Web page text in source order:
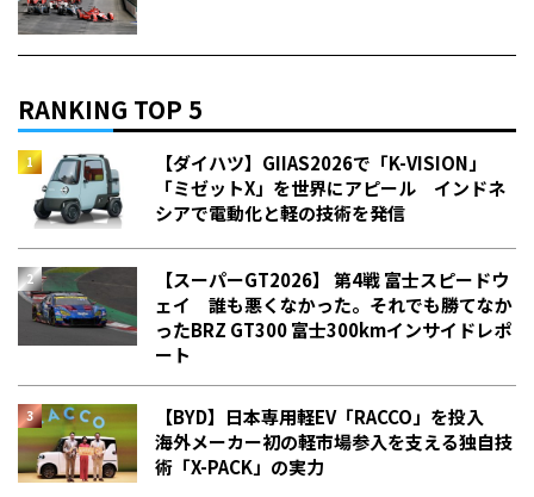
RANKING TOP 5
【ダイハツ】GIIAS2026で「K-VISION」
「ミゼットX」を世界にアピール インドネ
シアで電動化と軽の技術を発信
【スーパーGT2026】 第4戦 富士スピードウ
ェイ 誰も悪くなかった。それでも勝てなか
った――BRZ GT300 富士300kmインサイドレポ
ート
【BYD】日本専用軽EV「RACCO」を投入
海外メーカー初の軽市場参入を支える独自技
術「X-PACK」の実力